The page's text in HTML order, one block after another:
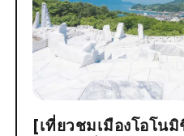
[เที่ยวชมเมืองโอโน